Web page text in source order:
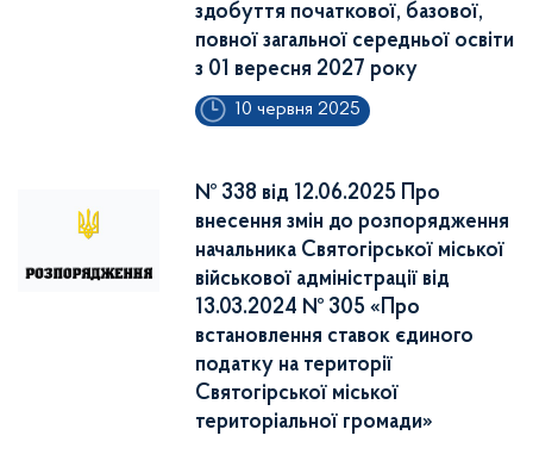
здобуття початкової, базової,
повної загальної середньої освіти
з 01 вересня 2027 року
10 червня 2025
№ 338 від 12.06.2025 Про
внесення змін до розпорядження
начальника Святогірської міської
військової адміністрації від
13.03.2024 № 305 «Про
встановлення ставок єдиного
податку на території
Святогірської міської
територіальної громади»